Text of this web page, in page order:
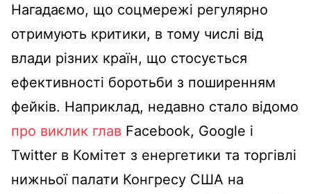
Нагадаємо, що соцмережі регулярно
отримують критики, в тому числі від
влади різних країн, що стосується
ефективності боротьби з поширенням
фейків. Наприклад, недавно стало відомо
про виклик глав Facebook, Google і
Twitter в Комітет з енергетики та торгівлі
нижньої палати Конгресу США на